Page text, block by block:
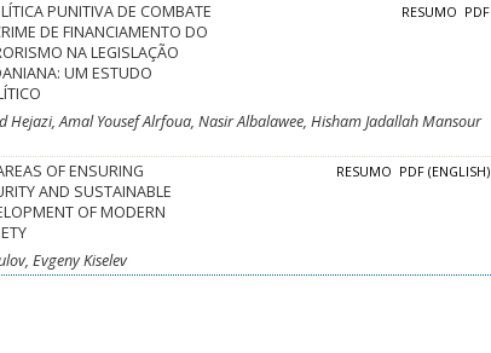
PUNITIVA DE COMBATE
DE FINANCIAMENTO DO
NA LEGISLAÇÃO
UM ESTUDO
RESUMO PDF
Amal Yousef Alrfoua, Nasir Albalawee, Hisham Jadallah Mansour
OF ENSURING
AND SUSTAINABLE
OF MODERN
RESUMO PDF (ENGLISH)
Evgeny Kiselev